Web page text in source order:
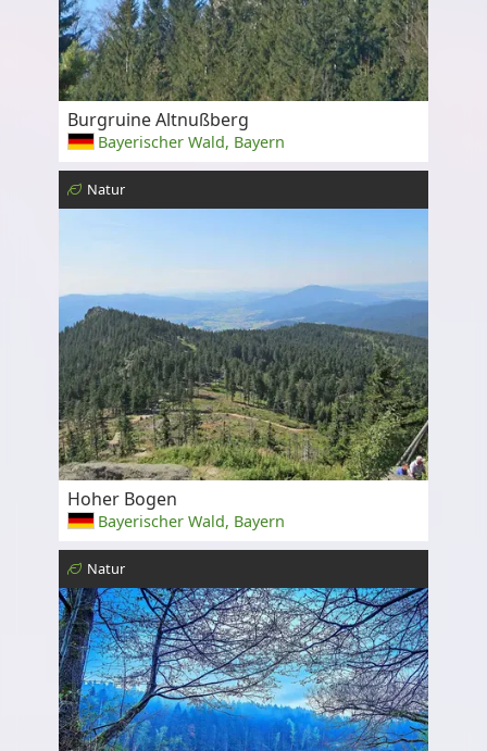
Burgruine Altnußberg
Bayerischer Wald, Bayern
Natur
Hoher Bogen
Bayerischer Wald, Bayern
Natur